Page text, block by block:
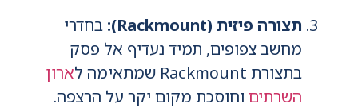
תצורה פיזית (Rackmount):
בחדרי
מחשב צפופים, תמיד נעדיף אל פסק
בתצורת Rackmount שמתאימה ל
ארון
השרתים וחוסכת מקום יקר על הרצפה.